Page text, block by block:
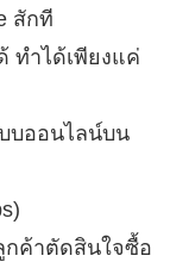
สักที
ทำได้เพียงแค่
บออนไลน์บน
กค้าตัดสินใจซื้อ